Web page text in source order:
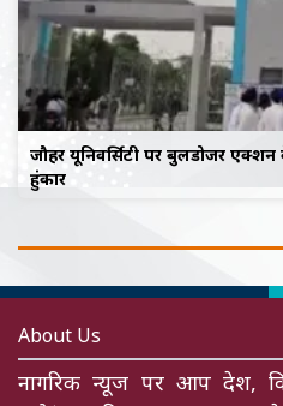
जौहर यूनिवर्सिटी पर बुलडोजर
हुंकार
About Us
नागरिक न्यूज पर आप देश,